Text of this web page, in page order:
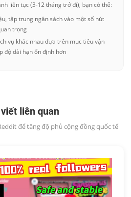
liên tục (3-12 tháng trở đi), bạn có thể:
tập trung ngân sách vào một số nút
trọng
vụ khác nhau dựa trên mục tiêu vận
độ dài hạn ổn định hơn
liên quan
để tăng độ phủ cộng đồng quốc tế